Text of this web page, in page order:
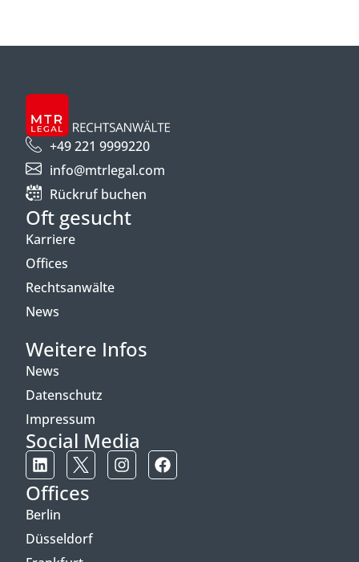
+49 221 9999220
info@mtrlegal.com
Rückruf buchen
Oft gesucht
Karriere
Offices
Rechtsanwälte
News
Weitere Infos
News
Datenschutz
Impressum
Social Media
Offices
Berlin
Düsseldorf